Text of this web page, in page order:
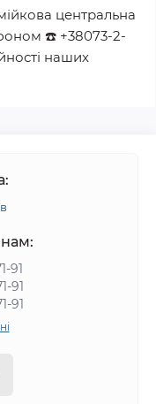
центральна
☎️ +38073-2-
наших
91
91
91